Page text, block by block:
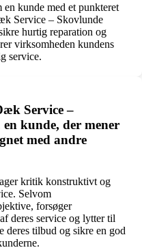
kunde med et punkteret
Service – Skovlunde
hurtig reparation og
virksomheden kundens
service.
Service –
kunde, der mener
med andre
kritik konstruktivt og
Selvom
forsøger
deres service og lytter til
deres tilbud og sikre en god